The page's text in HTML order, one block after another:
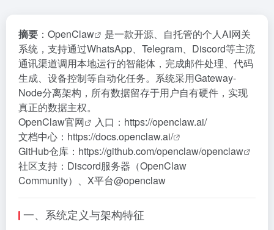
摘要 ： OpenClaw
是一款开源、自托管的个人AI网关
系统，支持通过WhatsApp、Telegram、Discord等主流
通讯渠道调用本地运行的智能体，完成邮件处理、代码
生成、设备控制等自动化任务。系统采用Gateway-
Node分离架构，所有数据留存于用户自有硬件，实现
真正的数据主权。
OpenClaw官网
入口： https://openclaw.ai/
文档中心： https://docs.openclaw.ai/
GitHub仓库： https://github.com/openclaw/openclaw
社区支持：Discord服务器（OpenClaw
Community）、X平台@openclaw
一、系统定义与架构特征